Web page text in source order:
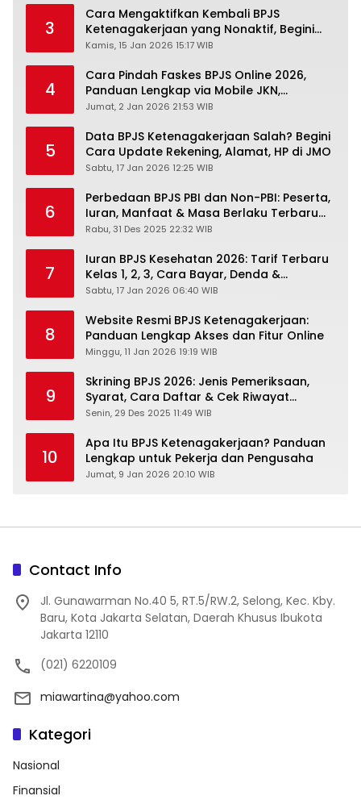
3
Cara Mengaktifkan Kembali BPJS
Ketenagakerjaan yang Nonaktif, Begini
Panduan Lengkapnya
Kamis, 15 Jan 2026 15:17 WIB
4
Cara Pindah Faskes BPJS Online 2026,
Panduan Lengkap via Mobile JKN,
PANDAWA & Offiline Kantor Cabang
Jumat, 2 Jan 2026 21:53 WIB
5
Data BPJS Ketenagakerjaan Salah? Begini
Cara Update Rekening, Alamat, HP di JMO
Sabtu, 17 Jan 2026 12:25 WIB
6
Perbedaan BPJS PBI dan Non-PBI: Peserta,
Iuran, Manfaat & Masa Berlaku Terbaru
2026
Rabu, 31 Des 2025 22:32 WIB
7
Iuran BPJS Kesehatan 2026: Tarif Terbaru
Kelas 1, 2, 3, Cara Bayar, Denda &
Panduan Lengkap Peserta JKN-KIS
Sabtu, 17 Jan 2026 06:40 WIB
8
Website Resmi BPJS Ketenagakerjaan:
Panduan Lengkap Akses dan Fitur Online
Minggu, 11 Jan 2026 19:19 WIB
9
Skrining BPJS 2026: Jenis Pemeriksaan,
Syarat, Cara Daftar & Cek Riwayat
Kesehatan Gratis
Senin, 29 Des 2025 11:49 WIB
10
Apa Itu BPJS Ketenagakerjaan? Panduan
Lengkap untuk Pekerja dan Pengusaha
Jumat, 9 Jan 2026 20:10 WIB
Contact Info
Jl. Gunawarman No.40 5, RT.5/RW.2, Selong, Kec. Kby.
Baru, Kota Jakarta Selatan, Daerah Khusus Ibukota
Jakarta 12110
(021) 6220109
miawartina@yahoo.com
Kategori
Nasional
Finansial